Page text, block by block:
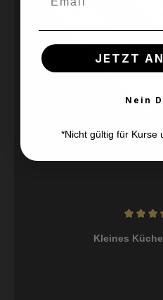
Kleines
JETZT
Nein
*Nicht gültig für Kurse